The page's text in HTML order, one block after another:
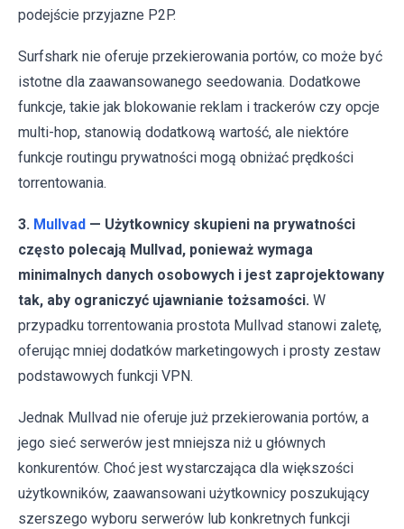
podejście przyjazne P2P.
Surfshark nie oferuje przekierowania portów, co może być
istotne dla zaawansowanego seedowania. Dodatkowe
funkcje, takie jak blokowanie reklam i trackerów czy opcje
multi-hop, stanowią dodatkową wartość, ale niektóre
funkcje routingu prywatności mogą obniżać prędkości
torrentowania.
3. Mullvad — Użytkownicy skupieni na prywatności
często polecają Mullvad, ponieważ wymaga
minimalnych danych osobowych i jest zaprojektowany
tak, aby ograniczyć ujawnianie tożsamości. W
przypadku torrentowania prostota Mullvad stanowi zaletę,
oferując mniej dodatków marketingowych i prosty zestaw
podstawowych funkcji VPN.
Jednak Mullvad nie oferuje już przekierowania portów, a
jego sieć serwerów jest mniejsza niż u głównych
konkurentów. Choć jest wystarczająca dla większości
użytkowników, zaawansowani użytkownicy poszukujący
szerszego wyboru serwerów lub konkretnych funkcji